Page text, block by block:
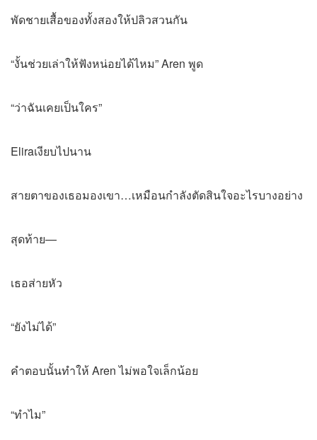
พัดชายเสื้อของทั้งสองให้ปลิวสวนกัน
“งั้นช่วยเล่าให้ฟังหน่อยได้ไหม” Aren พูด
“ว่าฉันเคยเป็นใคร”
Eliraเงียบไปนาน
สายตาของเธอมองเขา…เหมือนกำลังตัดสินใจอะไรบางอย่าง
สุดท้าย—
เธอส่ายหัว
“ยังไม่ได้”
คำตอบนั้นทำให้ Aren ไม่พอใจเล็กน้อย
“ทำไม”